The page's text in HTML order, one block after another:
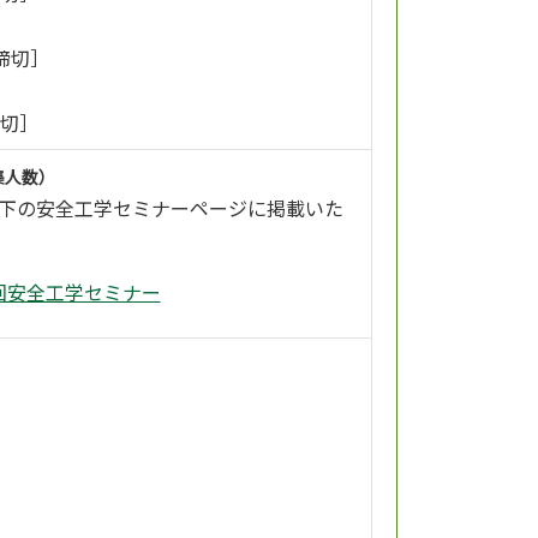
］
］
数）
の安全工学セミナーページに掲載いた
全工学セミナー